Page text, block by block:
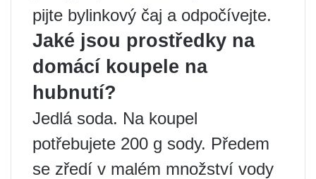
pijte bylinkový čaj a odpočívejte.
Jaké jsou prostředky na
domácí koupele na
hubnutí?
Jedlá soda. Na koupel
potřebujete 200 g sody. Předem
se zředí v malém množství vody